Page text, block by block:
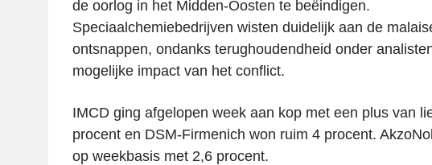
de oorlog in het Midden-Oosten te beëindigen.
Speciaalchemiebedrijven wisten duidelijk aan de
ontsnappen, ondanks terughoudendheid onder
mogelijke impact van het conflict.
IMCD ging afgelopen week aan kop met een plus van
procent en DSM-Firmenich won ruim 4 procent.
op weekbasis met 2,6 procent.